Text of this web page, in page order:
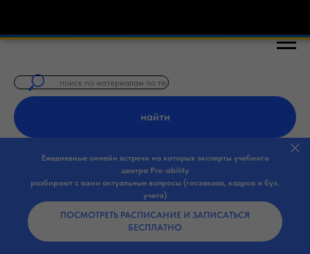
найти
Ежедневные онлайн встречи на которых эксперты учебного
центра Pro-ability
разбирают с вами актуальные вопросы (госзаказа, кадров и бух.
учета)
ПОСМОТРЕТЬ РАСПИСАНИЕ И ЗАПИСАТЬСЯ
БЕСПЛАТНО